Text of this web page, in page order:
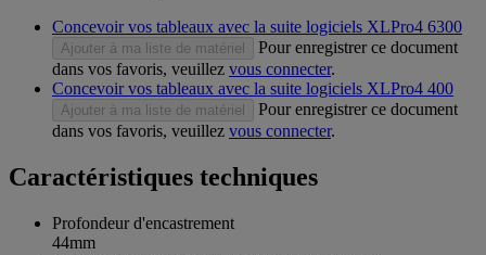
Concevoir vos tableaux avec la suite logiciels XLPro4 6300
Ajouter à ma liste de matériel
Pour enregistrer ce document
dans vos favoris, veuillez vous connecter.
Concevoir vos tableaux avec la suite logiciels XLPro4 400
Ajouter à ma liste de matériel
Pour enregistrer ce document
dans vos favoris, veuillez vous connecter.
Caractéristiques techniques
Profondeur d'encastrement
44mm